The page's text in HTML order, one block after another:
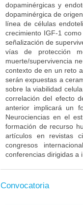
dopaminérgicas y
dopaminérgica de
línea de células
crecimiento IGF-1
señalización de
vías de protección
muerte/supervivencia
contexto de en un reto
serán expuestas a
sobre la viabilidad
correlación del efecto
anterior implicará un
Neurociencias en el
formación de recurso
artículos en revistas
congresos
conferencias dirigidas a
Convocatoria